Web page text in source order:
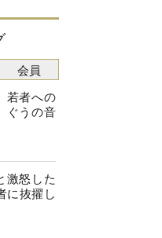
若者への
ぐうの音
激怒した
に抜擢し
会員